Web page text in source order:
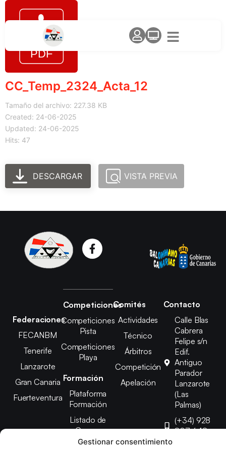
Gestionar consentimiento
CC_Temp_2324_Acta_12
Tamaño del archivo: 227.38 KB
Created: 24-06-2025
Updated: 24-06-2025
Hits: 47
DESCARGAR VISTA PREVIA
Federaciones
FECANBM
Tenerife
Lanzarote
Gran Canaria
Fuerteventura
Competiciones
Competiciones
Pista
Competiciones
Playa
Formación
Plataforma
Formación
Listado de
Cursos
Comités
Actividades
Técnico
Árbitros
Competición
Apelación
Contacto
Calle Blas
Cabrera
Felipe s/n
Edif.
Antiguo
Parador
Lanzarote
(Las
Palmas)
(+34) 928
807 648